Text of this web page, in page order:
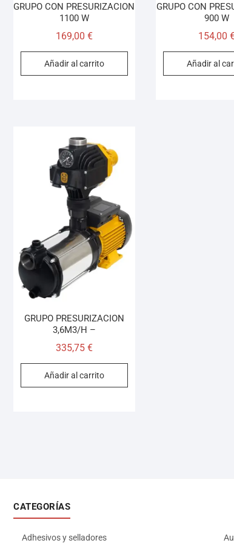
GRUPO CON PRESURIZACION
1100 W
169,00 €
Añadir al carrito
GRUPO CON
900 W
154,00
Añadir al
GRUPO PRESURIZACION
3,6M3/H –
335,75 €
Añadir al carrito
CATEGORÍAS
Adhesivos y selladores